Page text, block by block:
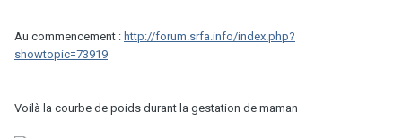
Au commencement : http://forum.srfa.info/index.php?
showtopic=73919
Voilà la courbe de poids durant la gestation de maman